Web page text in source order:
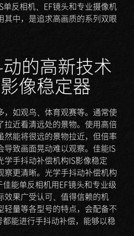
单反相机、EF镜头和专业摄像机
其中，是追求高画质的系列双眼
的高新技术
像稳定器
，如观鸟、体育观赛等。通常使
拉近看清远处的景物。使用高倍
然能将很远的景物拉近，但倍率
导致画面晃动难以观察。佳能IS
学手抖动补偿机构IS影像稳定
察更清晰。光学手抖动补偿机构
佳能单反相机用EF镜头和专业级
效果广受认可、值得信赖的机
轻量等各型号的特点，会配备不
都能进行手抖动补偿，能够以稳